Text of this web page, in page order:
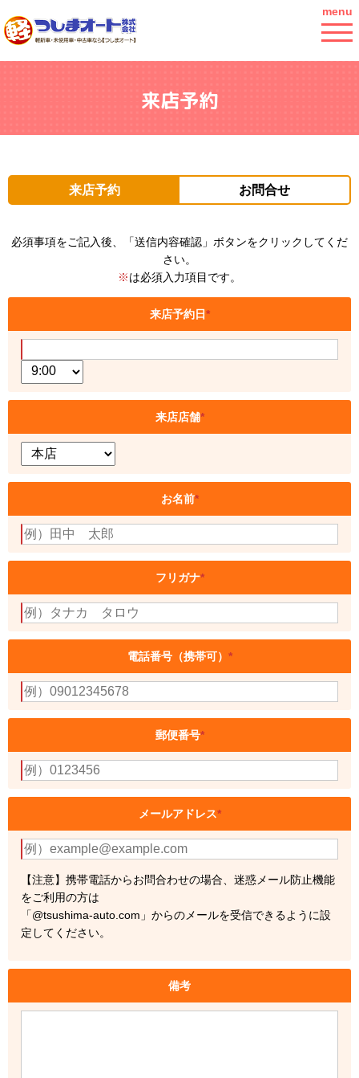
menu
来店予約
来店予約 お問合せ
必須事項をご記入後、「送信内容確認」ボタンをクリックしてくだ
さい。
※は必須入力項目です。
来店予約日*
来店店舗*
お名前*
フリガナ*
電話番号（携帯可） *
郵便番号*
メールアドレス*
【注意】携帯電話からお問合わせの場合、迷惑メール防止機能
をご利用の方は
「@tsushima-auto.com」からのメールを受信できるように設
定してください。
備考